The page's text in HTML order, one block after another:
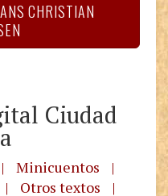
CHRISTIAN
Ciudad
| Minicuentos
|
| Otros textos
|